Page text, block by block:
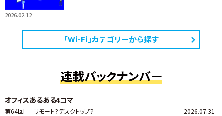
2026.02.12
「Wi-Fi」カテゴリーから探す
連載バックナンバー
オフィスあるある4コマ
第64回 リモート？デスクトップ？
2026.07.31